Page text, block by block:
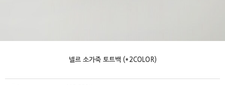
넬르 소가죽 토트백 (*2COLOR)